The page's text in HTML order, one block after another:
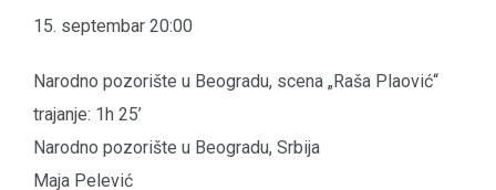
15. septembar 20:00
Narodno pozorište u Beogradu, scena „Raša Plaović“
trajanje: 1h 25’
Narodno pozorište u Beogradu, Srbija
Maja Pelević